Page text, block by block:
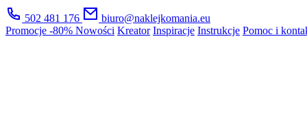
502 481 176
biuro@naklejkomania.eu
Promocje -80% Nowości Kreator Inspiracje Instrukcje Pomoc i